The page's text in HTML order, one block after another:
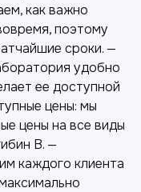
как важно
поэтому
сроки. —
удобно
ее доступной
цены: мы
цены на все виды
B. —
каждого клиента